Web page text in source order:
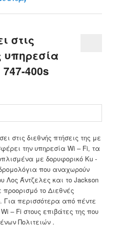
στις
υπηρεσία
400s
στις διεθνής πτήσεις της με
την υπηρεσία Wi – Fi, τα
με δορυφορικό Ku -
που αναχωρούν
Λος Άντζελες και το Jackson
προορισμό το Διεθνές
Για περισσότερα από πέντε
– Fi στους επιβάτες της που
Πολιτειών .